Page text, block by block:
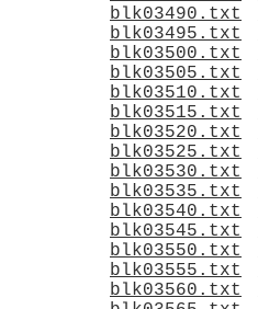
blk03490.txt
blk03495.txt
blk03500.txt
blk03505.txt
blk03510.txt
blk03515.txt
blk03520.txt
blk03525.txt
blk03530.txt
blk03535.txt
blk03540.txt
blk03545.txt
blk03550.txt
blk03555.txt
blk03560.txt